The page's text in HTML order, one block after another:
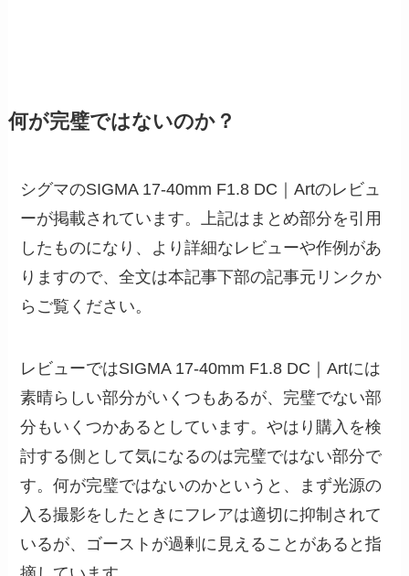
何が完璧ではないのか？
シグマのSIGMA 17-40mm F1.8 DC｜Artのレビュ
ーが掲載されています。上記はまとめ部分を引用
したものになり、より詳細なレビューや作例があ
りますので、全文は本記事下部の記事元リンクか
らご覧ください。
レビューではSIGMA 17-40mm F1.8 DC｜Artには
素晴らしい部分がいくつもあるが、完璧でない部
分もいくつかあるとしています。やはり購入を検
討する側として気になるのは完璧ではない部分で
す。何が完璧ではないのかというと、まず光源の
入る撮影をしたときにフレアは適切に抑制されて
いるが、ゴーストが過剰に見えることがあると指